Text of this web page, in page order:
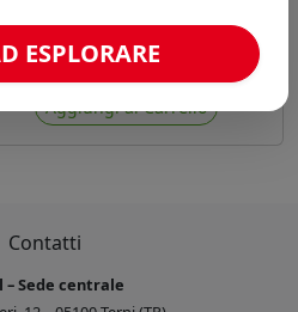
risoluzione max 720 dpi.
Preferiti
Aggiungi al Carrello
Contatti
– Sede centrale
ESPLORARE